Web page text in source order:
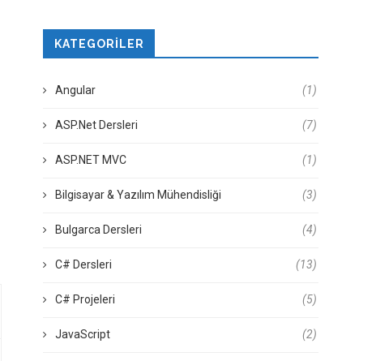
KATEGORILER
Angular (1)
ASP.Net Dersleri (7)
ASP.NET MVC (1)
Bilgisayar & Yazılım Mühendisliği (3)
Bulgarca Dersleri (4)
C# Dersleri (13)
C# Projeleri (5)
JavaScript (2)